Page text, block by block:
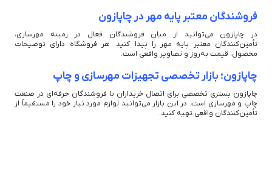
فروشندگان معتبر پایه مهر در چاپازون
در چاپازون می‌توانید از میان فروشندگان فعال در زمینه مهرسازی،
تأمین‌کنندگان معتبر پایه مهر را پیدا کنید. هر فروشگاه دارای توضیحات
محصول، قیمت به‌روز و تصاویر واقعی است.
چاپازون؛ بازار تخصصی تجهیزات مهرسازی و چاپ
چاپازون بستری تخصصی برای اتصال خریداران با فروشندگان حرفه‌ای در صنعت
چاپ و مهرسازی است. در این بازار می‌توانید لوازم مورد نیاز خود را مستقیماً از
تأمین‌کنندگان واقعی تهیه کنید.